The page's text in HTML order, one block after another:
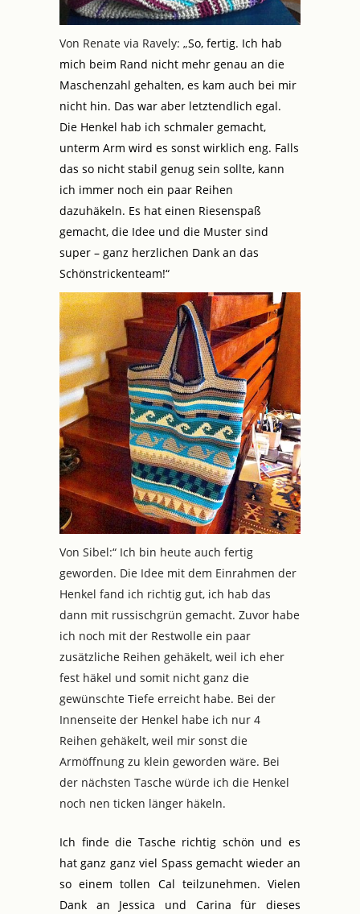
Von Renate via Ravely: „So, fertig. Ich hab
mich beim Rand nicht mehr genau an die
Maschenzahl gehalten, es kam auch bei mir
nicht hin. Das war aber letztendlich egal.
Die Henkel hab ich schmaler gemacht,
unterm Arm wird es sonst wirklich eng. Falls
das so nicht stabil genug sein sollte, kann
ich immer noch ein paar Reihen
dazuhäkeln. Es hat einen Riesenspaß
gemacht, die Idee und die Muster sind
super – ganz herzlichen Dank an das
Schönstrickenteam!“
Von Sibel:“ Ich bin heute auch fertig
geworden. Die Idee mit dem Einrahmen der
Henkel fand ich richtig gut, ich hab das
dann mit russischgrün gemacht. Zuvor habe
ich noch mit der Restwolle ein paar
zusätzliche Reihen gehäkelt, weil ich eher
fest häkel und somit nicht ganz die
gewünschte Tiefe erreicht habe. Bei der
Innenseite der Henkel habe ich nur 4
Reihen gehäkelt, weil mir sonst die
Armöffnung zu klein geworden wäre. Bei
der nächsten Tasche würde ich die Henkel
noch nen ticken länger häkeln.
Ich finde die Tasche richtig schön und es
hat ganz ganz viel Spass gemacht wieder an
so einem tollen Cal teilzunehmen. Vielen
Dank an Jessica und Carina für dieses